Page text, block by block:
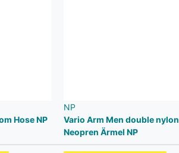
Hose NP
NP
Vario Arm Men double nylon
Neopren Ärmel NP